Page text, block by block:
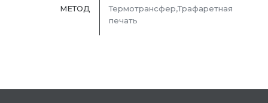
МЕТОД
Термотрансфер,Трафаретная
печать